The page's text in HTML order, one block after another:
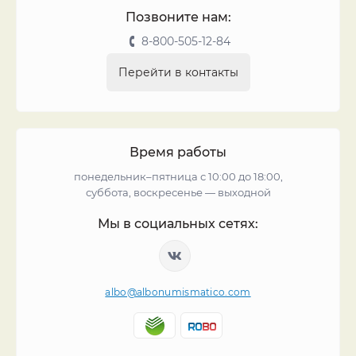
Позвоните нам:
8-800-505-12-84
Перейти в контакты
Время работы
понедельник–пятница с 10:00 до 18:00,
суббота, воскресенье — выходной
Мы в социальных сетях:
albo@albonumismatico.com